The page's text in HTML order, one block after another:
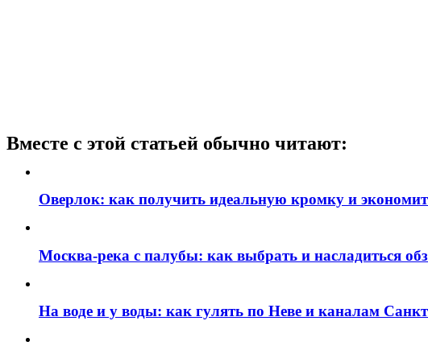
Вместе с этой статьей обычно читают:
Оверлок: как получить идеальную кромку и
Москва‑река с палубы: как выбрать и насладиться
На воде и у воды: как гулять по Неве и каналам